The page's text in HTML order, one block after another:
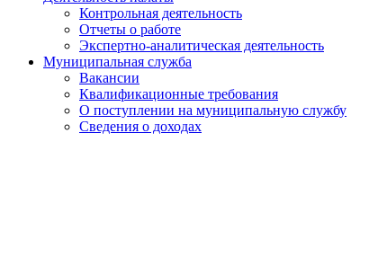
Контрольная деятельность
Отчеты о работе
Экспертно-аналитическая деятельность
Муниципальная служба
Вакансии
Квалификационные требования
О поступлении на муниципальную службу
Сведения о доходах